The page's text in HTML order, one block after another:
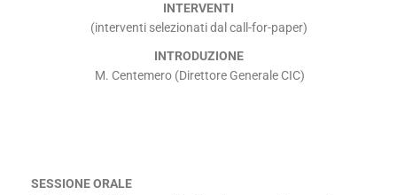
INTERVENTI
(interventi selezionati dal call-for-paper)
INTRODUZIONE
M. Centemero (Direttore Generale CIC)
SESSIONE ORALE